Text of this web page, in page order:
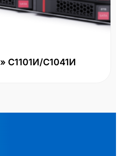
С1101И/С1041И